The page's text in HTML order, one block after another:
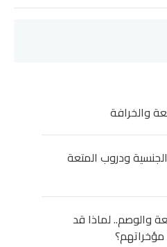
والخرافة
ودروب المتعة
والوصم.. لماذا قد